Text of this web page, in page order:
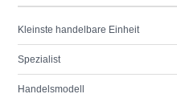
Kleinste handelbare Einheit
Spezialist
Handelsmodell